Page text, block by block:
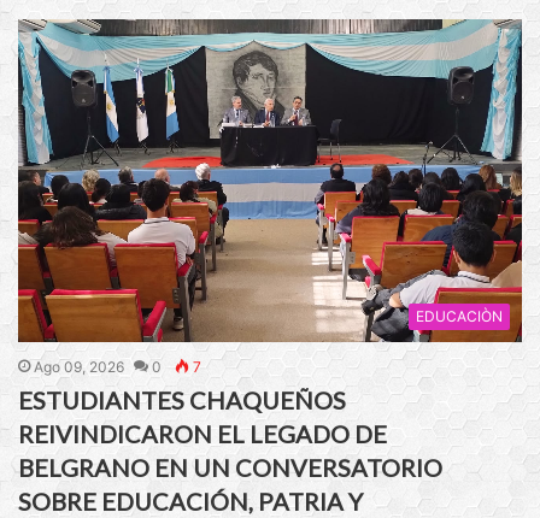
EDUCACIÒN
Ago 09, 2026 0 7
ESTUDIANTES CHAQUEÑOS
REIVINDICARON EL LEGADO DE
BELGRANO EN UN CONVERSATORIO
SOBRE EDUCACIÓN, PATRIA Y